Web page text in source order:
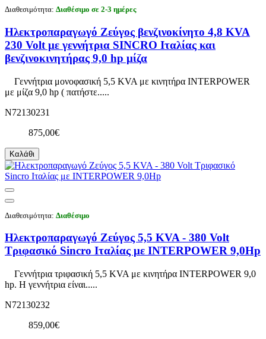
Διαθεσιμότητα: Διαθέσιμο σε 2-3 ημέρες
Ηλεκτροπαραγωγό Ζεύγος βενζινοκίνητο 4,8 KVA
230 Volt με γεννήτρια SINCRO Ιταλίας και
βενζινοκινητήρας 9,0 hp μίζα
Γεννήτρια μονοφασική 5,5 KVA με κινητήρα INTERPOWER
με μίζα 9,0 hp ( πατήστε.....
N72130231
875,00€
Καλάθι
Διαθεσιμότητα: Διαθέσιμο
Ηλεκτροπαραγωγό Ζεύγος 5,5 KVA - 380 Volt
Τριφασικό Sincro Ιταλίας με INTERPOWER 9,0Hp
Γεννήτρια τριφασική 5,5 KVA με κινητήρα INTERPOWER 9,0
hp. Η γεννήτρια είναι.....
N72130232
859,00€